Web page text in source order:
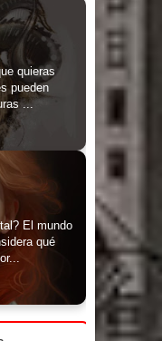
quieras
pueden
...
El mundo
qué